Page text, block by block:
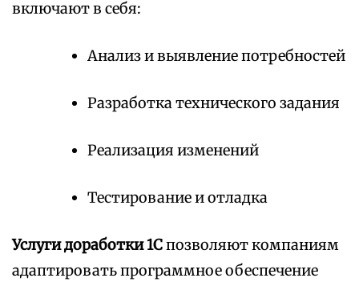
включают в себя:
Анализ и выявление потребностей
Разработка технического задания
Реализация изменений
Тестирование и отладка
Услуги доработки 1Спозволяют компаниям
адаптировать программное обеспечение